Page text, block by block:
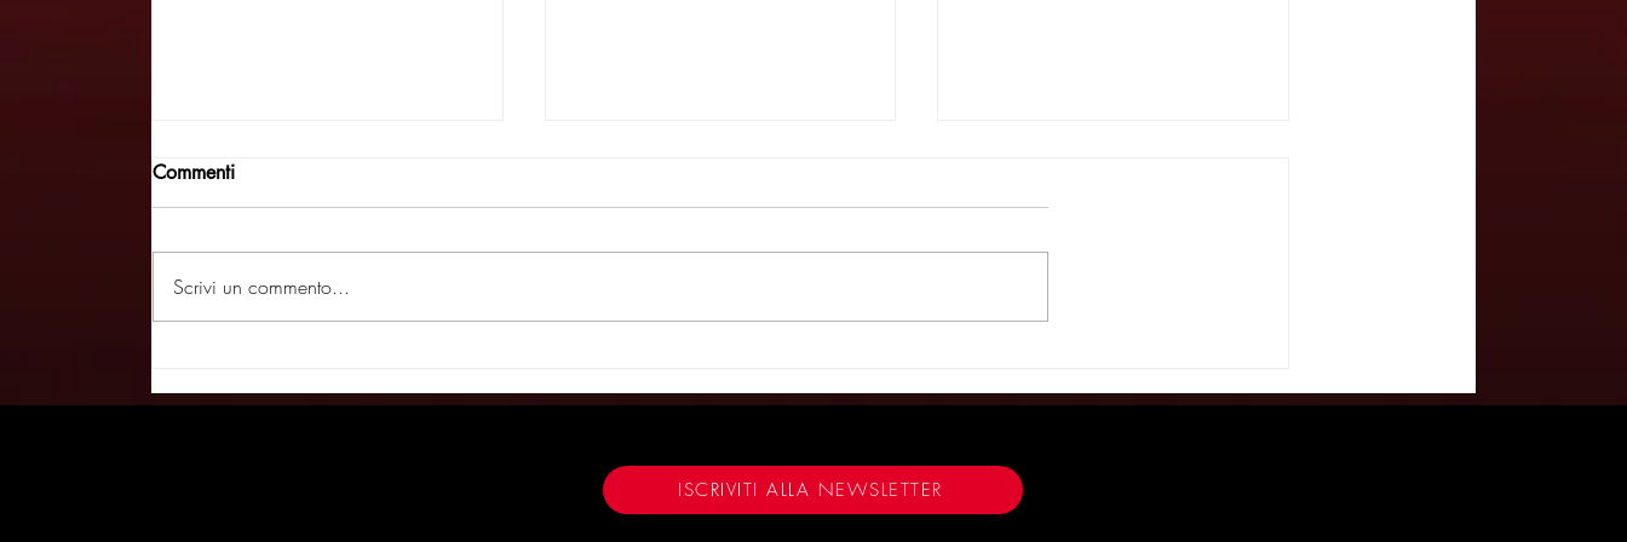
28/03/26
una pungente commedia tra
al Teatro Bobbio con
26/03/26
Commenti
Scrivi un commento...
ISCRIVITI ALLA NEWSLETTER